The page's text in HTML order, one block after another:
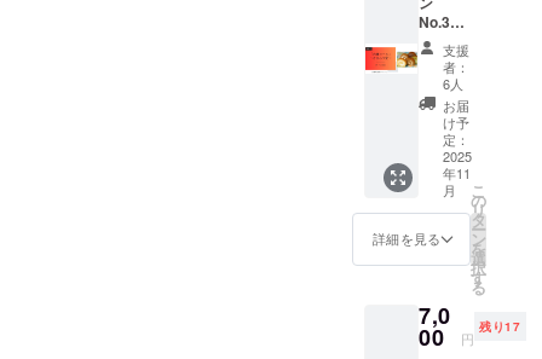
だけが
受け取
れるお
礼メッ
セージ
付き
で、遠
方から
も“見て
応援”で
きま
す。 詳
した活
動報告
動画と
No.3
内灘町
特産品
セット
（ひま
わり
堂）
〈内灘
ロー
ル〉
概要 ひ
まわり
堂の
「内灘
ル」を5
種ア
ソート
支援
者：
6人
お届
け予
定：
2025
年11
月
詳細を見る
こ
の
リ
タ
ー
ン
を
選
択
す
る
7,0
00 円
残り17